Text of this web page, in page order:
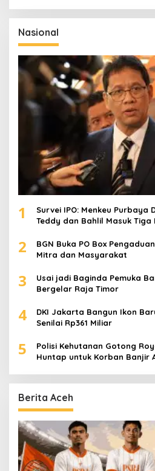
i
u
n
t
k
:
Nasional
1
Survei IPO: Menkeu Purbaya
Teddy dan Bahlil Masuk Tiga
2
BGN Buka PO Box
Mitra dan Masyarakat
3
Usai jadi Baginda Pemuka
Bergelar Raja Timor
4
DKI Jakarta Bangun Ikon
Senilai Rp361 Miliar
5
Polisi Kehutanan Gotong
Huntap untuk Korban Banjir
Berita Aceh